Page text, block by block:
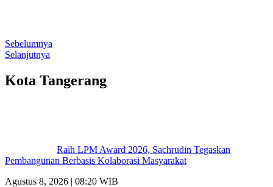
Sebelumnya
Selanjutnya
Kota Tangerang
Raih LPM Award 2026, Sachrudin Tegaskan
Pembangunan Berbasis Kolaborasi Masyarakat
Agustus 8, 2026 | 08:20 WIB